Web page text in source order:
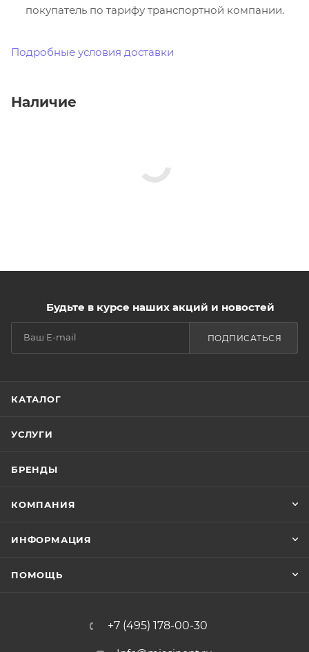
покупатель по тарифу транспортной компании.
Подробные условия доставки
Наличие
Будьте в курсе наших акций и новостей
ПОДПИСАТЬСЯ
КАТАЛОГ
УСЛУГИ
БРЕНДЫ
КОМПАНИЯ
ИНФОРМАЦИЯ
ПОМОЩЬ
+7 (495) 178-00-30